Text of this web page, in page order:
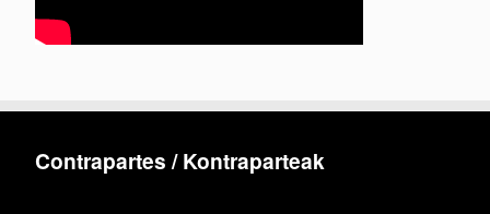
Contrapartes / Kontraparteak